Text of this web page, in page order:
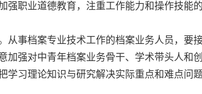
强职业道德教育，注重工作能力和操作技能
事档案专业技术工作的档案业务人员，要
加强对中青年档案业务骨干、学术带头人和
学习理论知识与研究解决实际重点和难点问